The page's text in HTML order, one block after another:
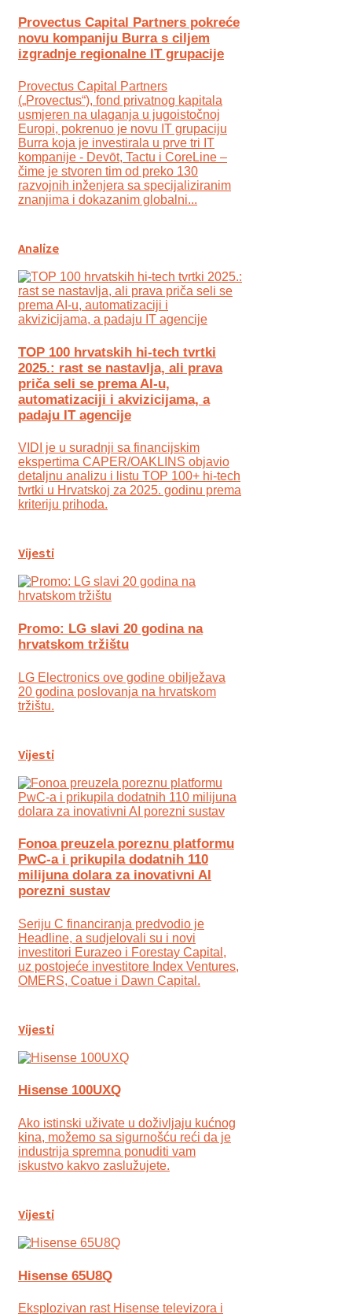
Provectus Capital Partners pokreće
novu kompaniju Burra s ciljem
izgradnje regionalne IT grupacije
Provectus Capital Partners
(„Provectus“), fond privatnog kapitala
usmjeren na ulaganja u jugoistočnoj
Europi, pokrenuo je novu IT grupaciju
Burra koja je investirala u prve tri IT
kompanije - Devōt, Tactu i CoreLine –
čime je stvoren tim od preko 130
razvojnih inženjera sa specijaliziranim
znanjima i dokazanim globalni...
Analize
TOP 100 hrvatskih hi-tech tvrtki
2025.: rast se nastavlja, ali prava
priča seli se prema AI-u,
automatizaciji i akvizicijama, a
padaju IT agencije
VIDI je u suradnji sa financijskim
ekspertima CAPER/OAKLINS objavio
detaljnu analizu i listu TOP 100+ hi-tech
tvrtki u Hrvatskoj za 2025. godinu prema
kriteriju prihoda.
Vijesti
Promo: LG slavi 20 godina na
hrvatskom tržištu
LG Electronics ove godine obilježava
20 godina poslovanja na hrvatskom
tržištu.
Vijesti
Fonoa preuzela poreznu platformu
PwC-a i prikupila dodatnih 110
milijuna dolara za inovativni AI
porezni sustav
Seriju C financiranja predvodio je
Headline, a sudjelovali su i novi
investitori Eurazeo i Forestay Capital,
uz postojeće investitore Index Ventures,
OMERS, Coatue i Dawn Capital.
Vijesti
Hisense 100UXQ
Ako istinski uživate u doživljaju kućnog
kina, možemo sa sigurnošću reći da je
industrija spremna ponuditi vam
iskustvo kakvo zaslužujete.
Vijesti
Hisense 65U8Q
Eksplozivan rast Hisense televizora i